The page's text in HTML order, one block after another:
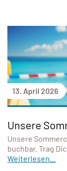
13. April 2026
Unsere
Unsere
buchbar. Trag
Weiterlesen...